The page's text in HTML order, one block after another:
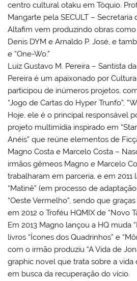
centro cultural otaku em Tóquio.
Mangarte pela SECULT – Secretaria
Altafim vem produzindo obras como
Denis DYM e Arnaldo P. José, e
e “One-Wo.”
Luiz Gustavo M. Pereira – Santista
Pereira é um apaixonado por
participou de inúmeros projetos,
“Jogo de Cartas do Hyper Trunfo”,
Hoje, ele é o principal responsável
projeto multimídia inspirado em
Anéis” que reúne elementos de
Magno Costa e Marcelo Costa –
irmãos gêmeos Magno e Marcelo
trabalharam em parceria, e em 2011
“Matinê” (em processo de
“Oeste Vermelho”, sendo que
em 2012 o Troféu HQMIX de “Novo
Em 2013 Magno lançou a HQ muda
livros “Ícones dos Quadrinhos” e
com o irmão produziu “A Vida de
graphic novel que trata sobre a
em busca da recuperação do vício.